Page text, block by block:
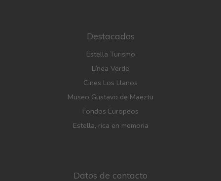
Destacados
Estella Turismo
Línea Verde
Cines Los Llanos
Museo Gustavo de Maeztu
Fondos Europeos
Estella, rica en memoria
Datos de contacto